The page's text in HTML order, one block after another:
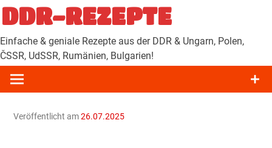
Zum
Inhalt
springen
DDR-REZEPTE
Einfache & geniale Rezepte aus der DDR & Ungarn, Polen,
ČSSR, UdSSR, Rumänien, Bulgarien!
Veröffentlicht am26.07.2025